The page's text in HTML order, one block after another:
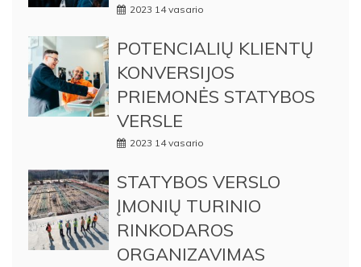
2023 14 vasario
POTENCIALIŲ KLIENTŲ
KONVERSIJOS
PRIEMONĖS STATYBOS
VERSLE
2023 14 vasario
STATYBOS VERSLO
ĮMONIŲ TURINIO
RINKODAROS
ORGANIZAVIMAS